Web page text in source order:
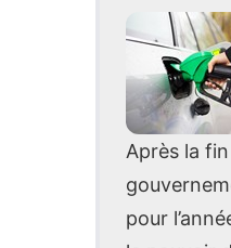
Après la
pour